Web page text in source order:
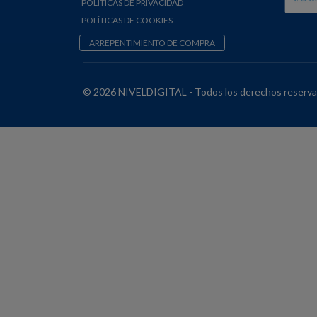
POLÍTICAS DE PRIVACIDAD
POLÍTICAS DE COOKIES
ARREPENTIMIENTO DE COMPRA
© 2026 NIVELDIGITAL - Todos los derechos